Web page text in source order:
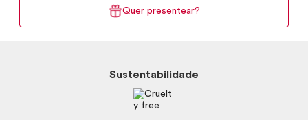
Quer presentear?
Sustentabilidade